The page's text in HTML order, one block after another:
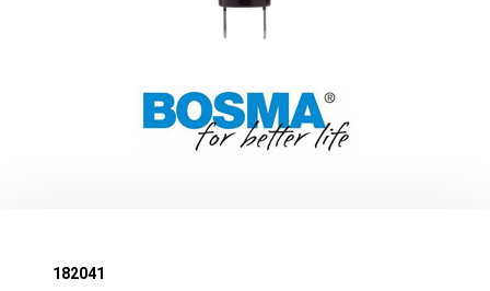
182041